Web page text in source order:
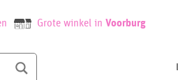
Grote winkel in Voorburg